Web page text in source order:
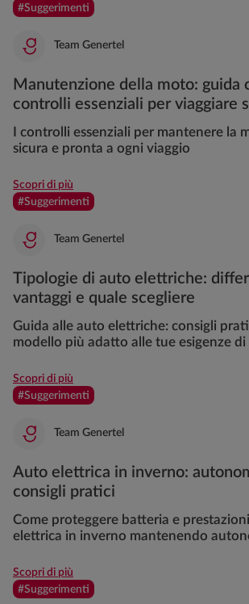
#Suggerimenti
Team Genertel
Manutenzione della moto: guida
controlli essenziali per viaggiare
I controlli essenziali per mantenere la
sicura e pronta a ogni viaggio
Scopri di più
#Suggerimenti
Team Genertel
Tipologie di auto elettriche:
vantaggi e quale scegliere
Guida alle auto elettriche: consigli
modello più adatto alle tue esigenze di
Scopri di più
#Suggerimenti
Team Genertel
Auto elettrica in inverno:
consigli pratici
Come proteggere batteria e
elettrica in inverno mantenendo
Scopri di più
#Suggerimenti